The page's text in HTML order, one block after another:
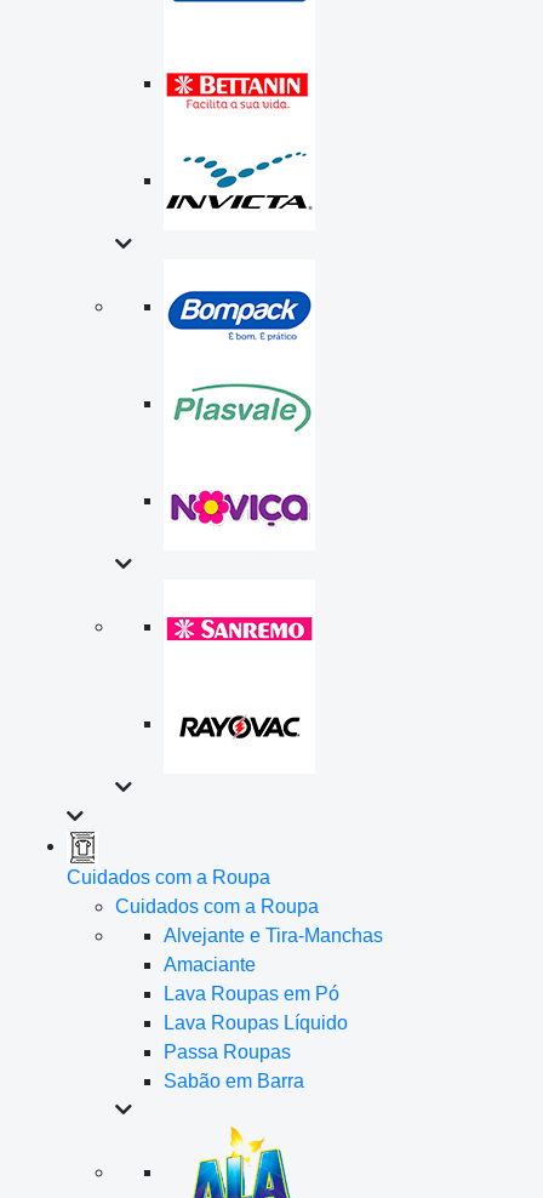
Cuidados com a Roupa
Cuidados com a Roupa
Alvejante e Tira-Manchas
Amaciante
Lava Roupas em Pó
Lava Roupas Líquido
Passa Roupas
Sabão em Barra